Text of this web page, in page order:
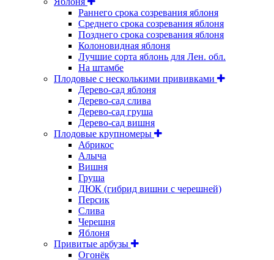
Раннего срока созревания яблоня
Среднего срока созревания яблоня
Позднего срока созревания яблоня
Колоновидная яблоня
Лучшие сорта яблонь для Лен. обл.
На штамбе
Плодовые с несколькими прививками
Дерево-сад яблоня
Дерево-сад слива
Дерево-сад груша
Дерево-сад вишня
Плодовые крупномеры
Абрикос
Алыча
Вишня
Груша
ДЮК (гибрид вишни с черешней)
Персик
Слива
Черешня
Яблоня
Привитые арбузы
Огонёк